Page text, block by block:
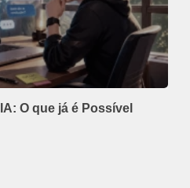
O que já é Possível